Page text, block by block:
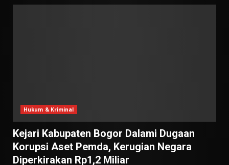
Hukum & Kriminal
Kejari Kabupaten Bogor Dalami Dugaan
Korupsi Aset Pemda, Kerugian Negara
Diperkirakan Rp1,2 Miliar